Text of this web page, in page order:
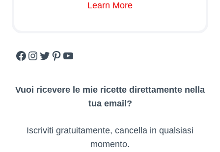
Learn More
Facebook
Instagram
Twitter
Pinterest
YouTube
Vuoi ricevere le mie ricette direttamente nella
tua email?
Iscriviti gratuitamente, cancella in qualsiasi
momento.